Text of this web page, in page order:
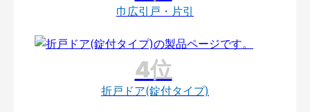
巾広引戸・片引
折戸ドア(錠付タイプ)